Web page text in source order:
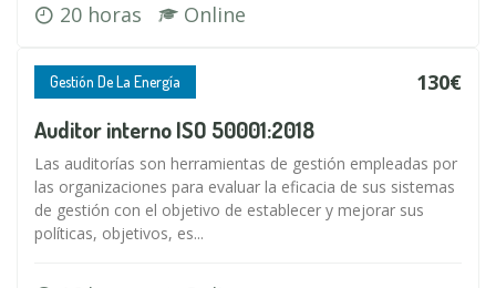
20 horas Online
Gestión De La Energía 130€
Auditor interno ISO 50001:2018
Las auditorías son herramientas de gestión empleadas por
las organizaciones para evaluar la eficacia de sus sistemas
de gestión con el objetivo de establecer y mejorar sus
políticas, objetivos, es...